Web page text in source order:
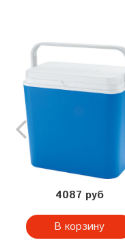
4087 руб
В корзину